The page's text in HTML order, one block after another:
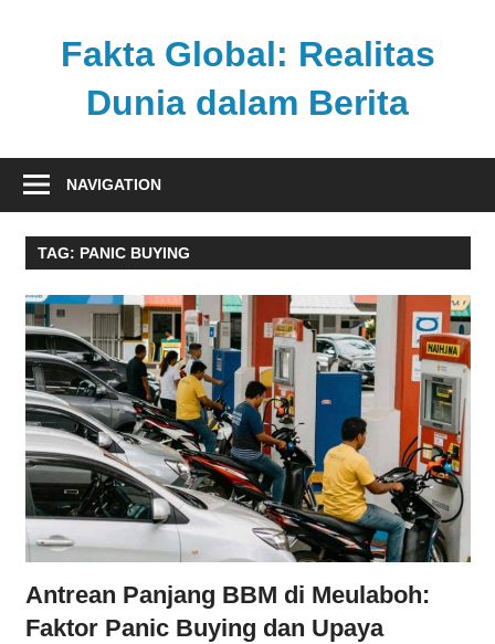
Fakta Global: Realitas
Dunia dalam Berita
kabar
dari
berbagai
pandang
NAVIGATION
TAG: PANIC BUYING
Antrean Panjang BBM di Meulaboh:
Faktor Panic Buying dan Upaya